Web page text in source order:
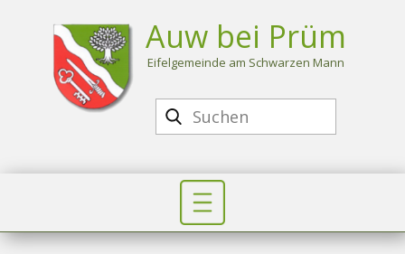
Auw bei Prüm
Eife​lgemeinde am Schwarzen Mann